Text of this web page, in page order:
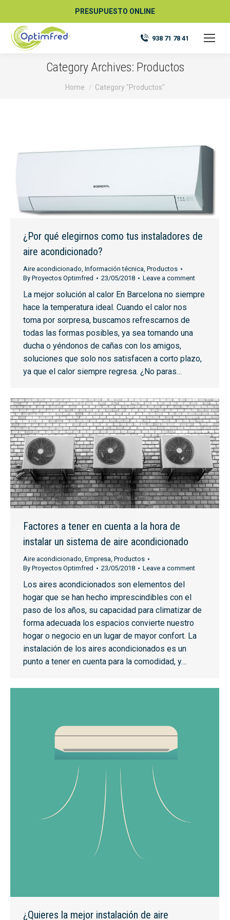
PRESUPUESTO ONLINE
938 71 78 41
Category Archives: Productos
You are here:
Home Category "Productos"
¿Por qué elegirnos como tus instaladores de
aire acondicionado?
Aire acondicionado, Información técnica, Productos
By Proyectos Optimfred 23/05/2018 Leave a comment
La mejor solución al calor En Barcelona no siempre
hace la temperatura ideal. Cuando el calor nos
toma por sorpresa, buscamos refrescarnos de
todas las formas posibles, ya sea tomando una
ducha o yéndonos de cañas con los amigos,
soluciones que solo nos satisfacen a corto plazo,
ya que el calor siempre regresa. ¿No paras…
Factores a tener en cuenta a la hora de
instalar un sistema de aire acondicionado
Aire acondicionado Empresa Productos
By Proyectos Optimfred 23/05/2018 Leave a comment
Los aires acondicionados son elementos del
hogar que se han hecho imprescindibles con el
paso de los años, su capacidad para climatizar de
forma adecuada los espacios convierte nuestro
hogar o negocio en un lugar de mayor confort. La
instalación de los aires acondicionados es un
punto a tener en cuenta para la comodidad, y…
¿Quieres la mejor instalación de aire